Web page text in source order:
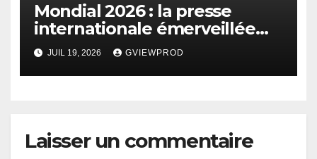
Mondial 2026 : la presse
internationale émerveillée
par un duel de choc entre la
France et l’Angleterre
JUIL 19, 2026 GVIEWPROD
Laisser un commentaire